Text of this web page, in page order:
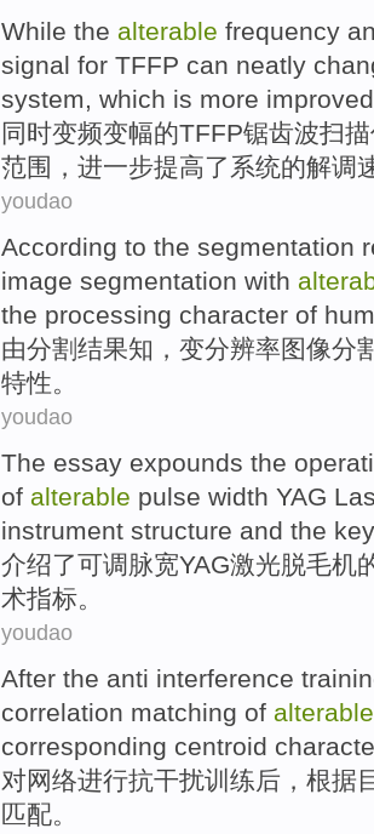
While the alterable frequency
signal for TFFP can neatly
system, which is more improved
同时变频变幅的TFFP锯齿波扫描
范围 ， 进一步提高了 系统的解调
youdao
According to the segmentation
image segmentation with
the processing character of
由分割结果知， 变分辨率图像分
特性。
youdao
The essay expounds the
of alterable pulse width YAG
instrument structure and the key
介绍了可调 脉宽YAG激光脱毛机
术指标。
youdao
After the anti interference
correlation matching of alterable
corresponding centroid
对网络进行抗干扰训练后 ， 根据
匹配。